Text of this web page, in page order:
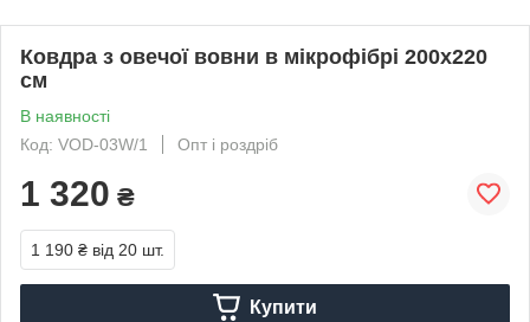
Ковдра з овечої вовни в мікрофібрі 200х220
см
В наявності
Код: VOD-03W/1
Опт і роздріб
1 320 ₴
1 190 ₴ від 20 шт.
Купити